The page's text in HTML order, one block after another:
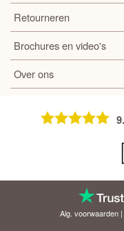
Retourneren
Brochures en video's
Over ons
Alg. voorwaarden|